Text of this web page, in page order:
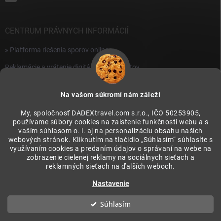
Na vašom súkromí nám záleží
My, spoločnosť DADEXtravel.com s.r.o., IČO 50253905,
používame súbory cookies na zaistenie funkčnosti webu a s
vaším súhlasom o. i. aj na personalizáciu obsahu našich
webových stránok. Kliknutím na tlačidlo „Súhlasím“ súhlasíte s
využívaním cookies a predaním údajov o správaní na webe na
zobrazenie cielenej reklamy na sociálnych sieťach a
reklamných sieťach na ďalších weboch.
Nastavenie
Súhlasím
CENTRUM PRÁVNYCH INFORMÁCIÍ
» Platforma riešenia sporov online
Reklamácie a vrátenie digitálnych produktov
» Všeobecné obchodné podmienky
PRIJÍMAME ONLINE PLATBY
LovecZazitkov. PLUS. Všetky práva vyhradené.
nastavenie cookies